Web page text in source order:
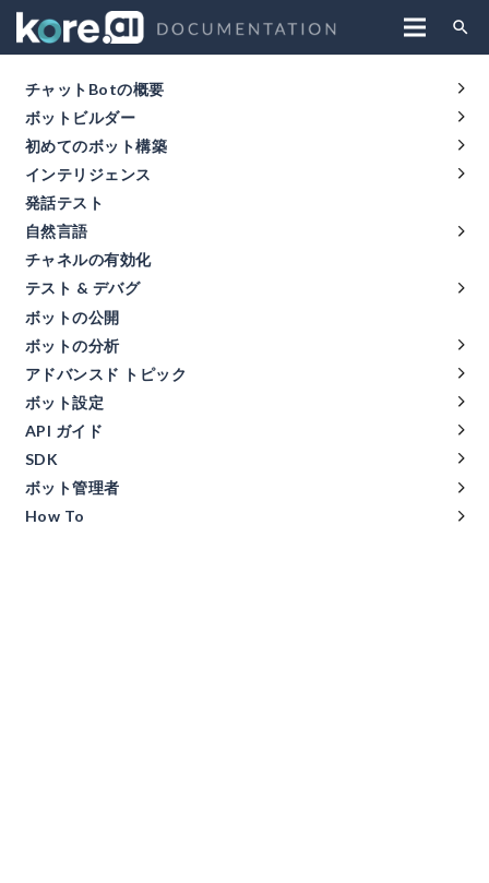
search
チャットBotの概要
ボットビルダー
初めてのボット構築
インテリジェンス
発話テスト
自然言語
チャネルの有効化
テスト & デバグ
ボットの公開
ボットの分析
アドバンスド トピック
ボット設定
API ガイド
SDK
ボット管理者
How To